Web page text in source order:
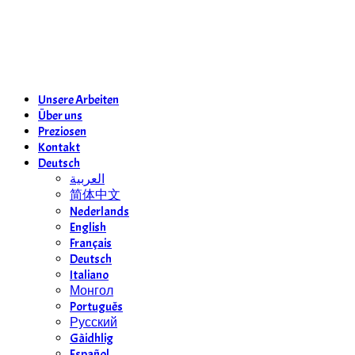
Unsere Arbeiten
Über uns
Preziosen
Kontakt
Deutsch
العربية
简体中文
Nederlands
English
Français
Deutsch
Italiano
Монгол
Português
Русский
Gàidhlig